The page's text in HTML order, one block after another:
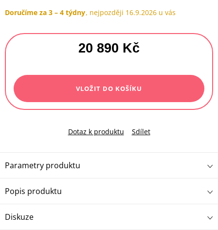
Doručíme za 3 – 4 týdny 16.9.2026
20 890 Kč
VLOŽIT DO KOŠÍKU
Dotaz k produktu Sdílet
Popis produktu
Parametry produktu
Diskuze